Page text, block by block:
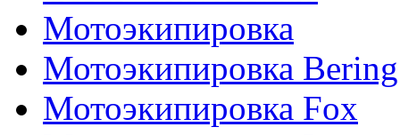
Мотоэкипировка
Мотоэкипировка Bering
Мотоэкипировка Fox